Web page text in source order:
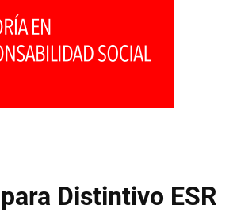
Distintivo ESR